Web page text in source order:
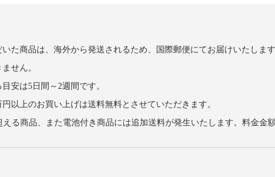
た商品は、海外から発送されるため、国際郵便にてお届けいたします
せん。
安は5日間～2週間です。
以上のお買い上げは送料無料とさせていただきます。
える商品、また電池付き商品には追加送料が発生いたします。料金金